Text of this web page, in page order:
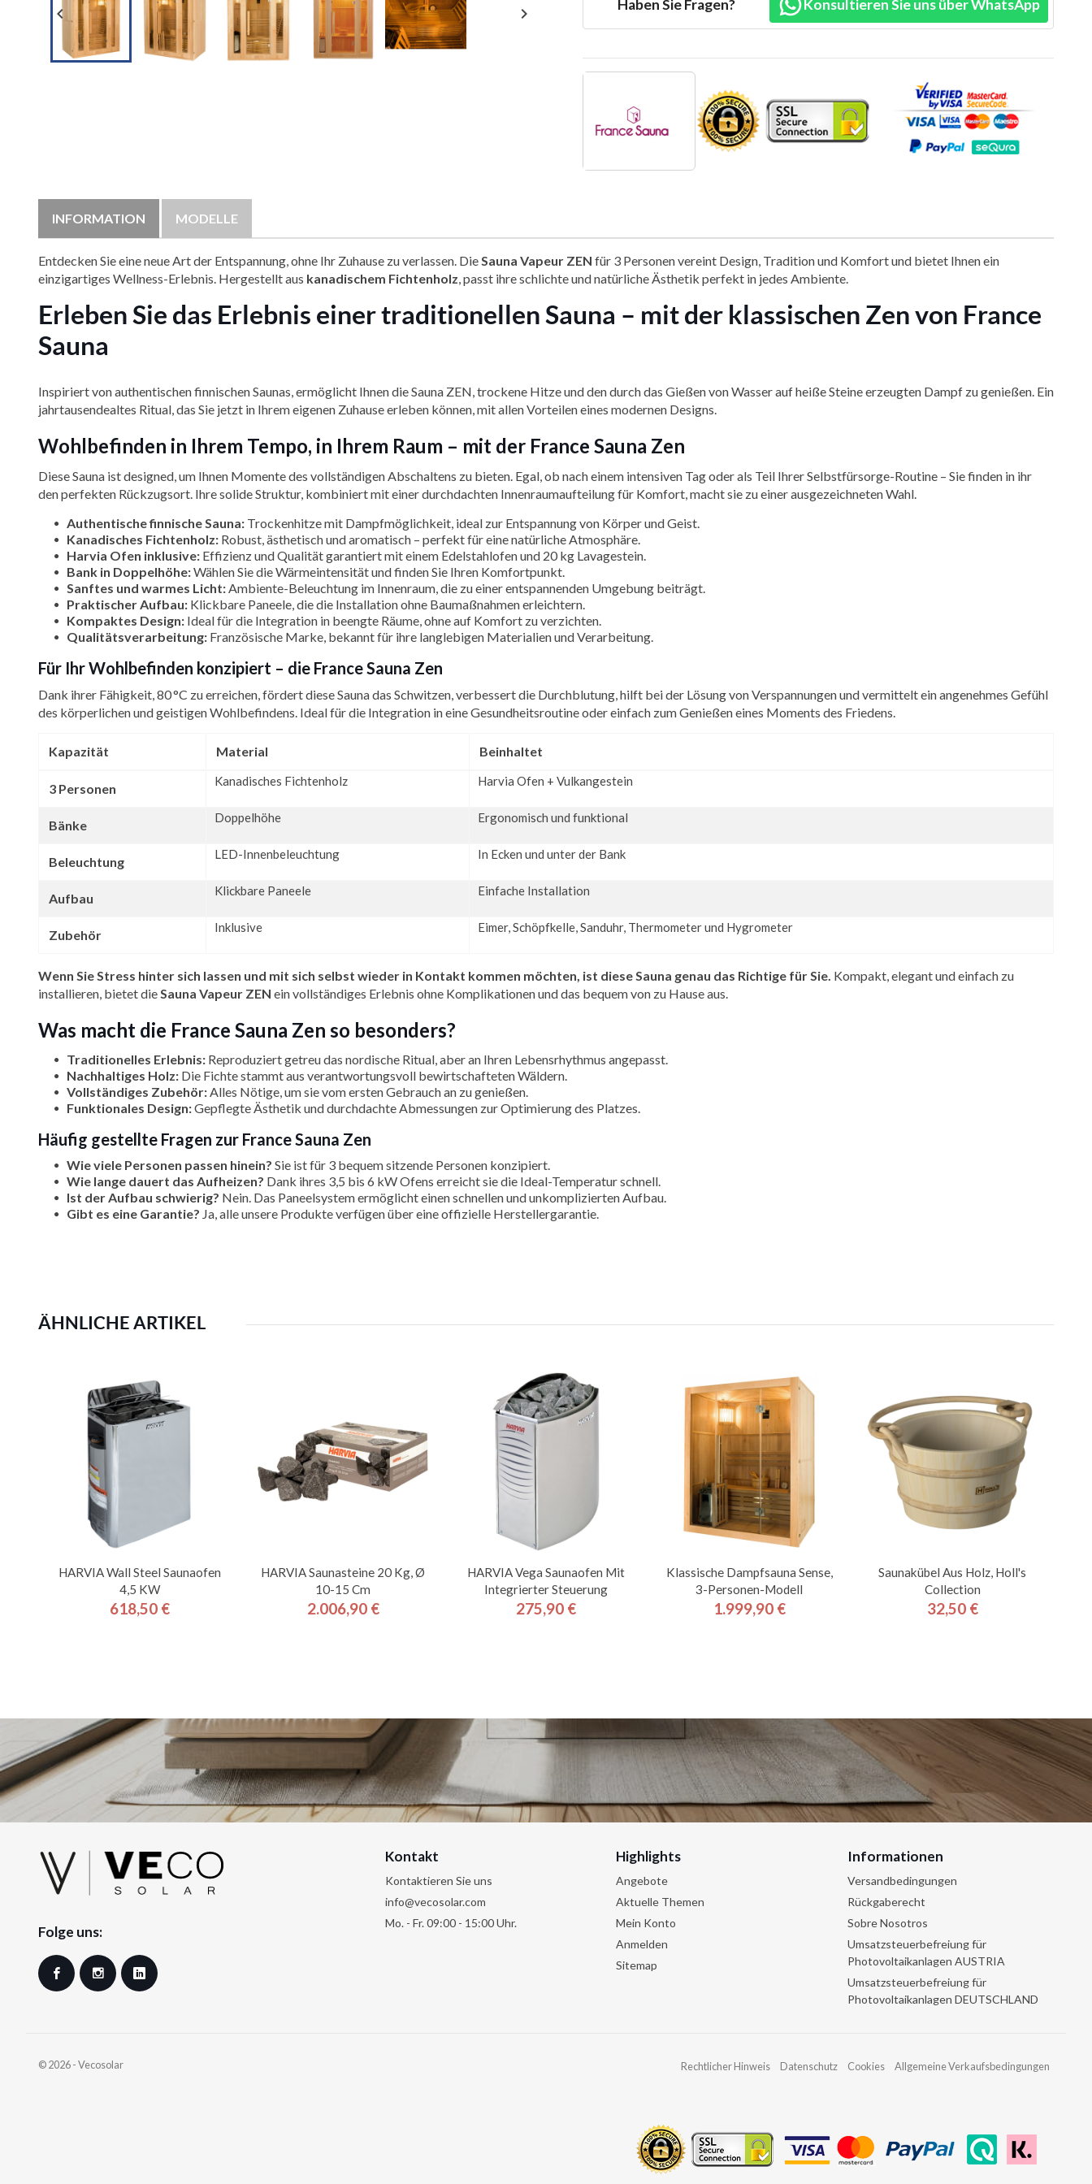
  Haben Sie Fragen? Konsultieren Sie uns über WhatsApp
INFORMATION MODELLE
Entdecken Sie eine neue Art der Entspannung, ohne Ihr Zuhause zu verlassen. Die Sauna Vapeur ZEN für 3 Personen vereint Design, Tradition und Komfort und bietet Ihnen ein
einzigartiges Wellness-Erlebnis. Hergestellt aus kanadischem Fichtenholz , passt ihre schlichte und natürliche Ästhetik perfekt in jedes Ambiente.
Erleben Sie das Erlebnis einer traditionellen Sauna – mit der klassischen Zen von France
Sauna
Inspiriert von authentischen finnischen Saunas, ermöglicht Ihnen die Sauna ZEN, trockene Hitze und den durch das Gießen von Wasser auf heiße Steine erzeugten Dampf zu genießen. Ein
jahrtausendealtes Ritual, das Sie jetzt in Ihrem eigenen Zuhause erleben können, mit allen Vorteilen eines modernen Designs.
Wohlbefinden in Ihrem Tempo, in Ihrem Raum – mit der France Sauna Zen
Diese Sauna ist designed, um Ihnen Momente des vollständigen Abschaltens zu bieten. Egal, ob nach einem intensiven Tag oder als Teil Ihrer Selbstfürsorge-Routine – Sie finden in ihr
den perfekten Rückzugsort. Ihre solide Struktur, kombiniert mit einer durchdachten Innenraumaufteilung für Komfort, macht sie zu einer ausgezeichneten Wahl.
Authentische finnische Sauna: Trockenhitze mit Dampfmöglichkeit, ideal zur Entspannung von Körper und Geist.
Kanadisches Fichtenholz: Robust, ästhetisch und aromatisch – perfekt für eine natürliche Atmosphäre.
Harvia Ofen inklusive: Effizienz und Qualität garantiert mit einem Edelstahlofen und 20 kg Lavagestein.
Bank in Doppelhöhe:Wählen Sie die Wärmeintensität und finden Sie Ihren Komfortpunkt.
Sanftes und warmes Licht: Ambiente-Beleuchtung im Innenraum, die zu einer entspannenden Umgebung beiträgt.
Praktischer Aufbau: Klickbare Paneele, die die Installation ohne Baumaßnahmen erleichtern.
Kompaktes Design: Ideal für die Integration in beengte Räume, ohne auf Komfort zu verzichten.
Qualitätsverarbeitung: Französische Marke, bekannt für ihre langlebigen Materialien und Verarbeitung.
Für Ihr Wohlbefinden konzipiert – die France Sauna Zen
Dank ihrer Fähigkeit, 80 °C zu erreichen, fördert diese Sauna das Schwitzen, verbessert die Durchblutung, hilft bei der Lösung von Verspannungen und vermittelt ein angenehmes Gefühl
des körperlichen und geistigen Wohlbefindens. Ideal für die Integration in eine Gesundheitsroutine oder einfach zum Genießen eines Moments des Friedens.
Kapazität Material Beinhaltet
3 Personen Kanadisches Fichtenholz Harvia Ofen + Vulkangestein
Bänke Doppelhöhe Ergonomisch und funktional
Beleuchtung LED-Innenbeleuchtung In Ecken und unter der Bank
Aufbau Klickbare Paneele Einfache Installation
Zubehör Inklusive Eimer, Schöpfkelle, Sanduhr, Thermometer und Hygrometer
Wenn Sie Stress hinter sich lassen und mit sich selbst wieder in Kontakt kommen möchten, ist diese Sauna genau das Richtige für Sie. Kompakt, elegant und einfach zu
installieren, bietet dieSauna Vapeur ZEN ein vollständiges Erlebnis ohne Komplikationen und das bequem von zu Hause aus.
Was macht die France Sauna Zen so besonders?
Traditionelles Erlebnis: Reproduziert getreu das nordische Ritual, aber an Ihren Lebensrhythmus angepasst.
Nachhaltiges Holz: Die Fichte stammt aus verantwortungsvoll bewirtschafteten Wäldern.
Vollständiges Zubehör:Alles Nötige, um sie vom ersten Gebrauch an zu genießen.
Funktionales Design:Gepflegte Ästhetik und durchdachte Abmessungen zur Optimierung des Platzes.
Häufig gestellte Fragen zur France Sauna Zen
Wie viele Personen passen hinein? Sie ist für 3 bequem sitzende Personen konzipiert.
Wie lange dauert das Aufheizen? Dank ihres 3,5 bis 6 kW Ofens erreicht sie die Ideal-Temperatur schnell.
Ist der Aufbau schwierig? Nein. Das Paneelsystem ermöglicht einen schnellen und unkomplizierten Aufbau.
Gibt es eine Garantie? Ja, alle unsere Produkte verfügen über eine offizielle Herstellergarantie.
ÄHNLICHE ARTIKEL
HARVIA Wall Steel Saunaofen
4,5 KW
Preis
618,50 €
HARVIA Saunasteine 20 Kg, Ø
10-15 Cm
Preis
2.006,90 €
HARVIA Vega Saunaofen Mit
Integrierter Steuerung
Preis
275,90 €
Klassische Dampfsauna Sense,
3-Personen-Modell
Preis
1.999,90 €
Saunakübel Aus Holz, Holl's
Collection
Preis
32,50 €
Folge uns:
Facebook Instagram
Kontakt
Kontaktieren Sie uns
info@vecosolar.com
Mo. - Fr. 09:00 - 15:00 Uhr.
Highlights
Angebote
Aktuelle Themen
Mein Konto
Anmelden
Sitemap
Informationen
Versandbedingungen
Rückgaberecht
Sobre Nosotros
Umsatzsteuerbefreiung für
Photovoltaikanlagen AUSTRIA
Umsatzsteuerbefreiung für
Photovoltaikanlagen DEUTSCHLAND
© 2026 - Vecosolar Rechtlicher Hinweis Datenschutz Cookies Allgemeine Verkaufsbedingungen